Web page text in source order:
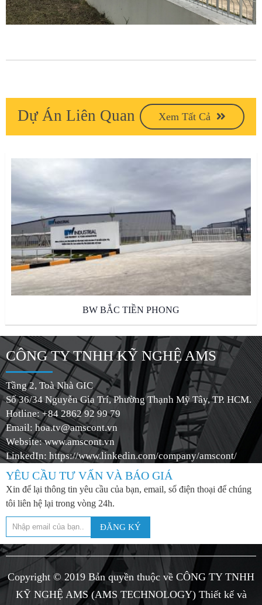
Dự Án Liên Quan Xem Tất Cả
BW BẮC TIỀN PHONG
CÔNG TY TNHH KỸ NGHỆ AMS
Tầng 2, Toà Nhà GIC
Số 36/34 Nguyễn Gia Trí, Phường Thạnh Mỹ Tây, TP. HCM.
Hotline: +84 2862 92 99 79
Email: hoa.tv@amscont.vn
Website: www.amscont.vn
LinkedIn: https://www.linkedin.com/company/amscont/
YÊU CẦU TƯ VẤN VÀ BÁO GIÁ
Xin để lại thông tin yêu cầu của bạn, email, số điện thoại để chúng
tôi liên hệ lại trong vòng 24h.
ĐĂNG KÝ
Copyright © 2019 Bản quyền thuộc về CÔNG TY TNHH
KỸ NGHỆ AMS (AMS TECHNOLOGY) Thiết kế và